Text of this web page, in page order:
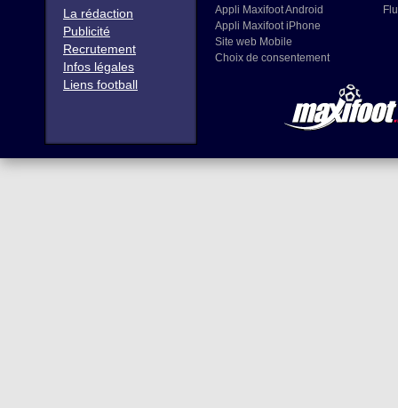
La rédaction
Publicité
Recrutement
Infos légales
Liens football
Appli Maxifoot Android
Appli Maxifoot iPhone
Site web Mobile
Choix de consentement